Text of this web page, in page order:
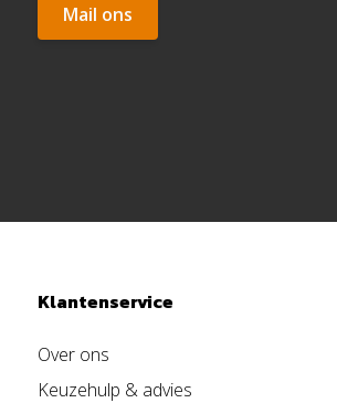
Mail ons
Klantenservice
Over ons
Keuzehulp & advies